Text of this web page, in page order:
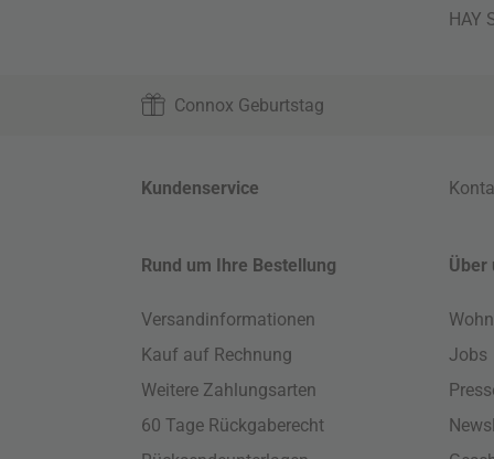
HAY
Connox Geburtstag
Kundenservice
Rund um Ihre Bestellung
Versandinformationen
Kauf auf Rechnung
Weitere Zahlungsarten
60 Tage Rückgaberecht
Über
Jobs